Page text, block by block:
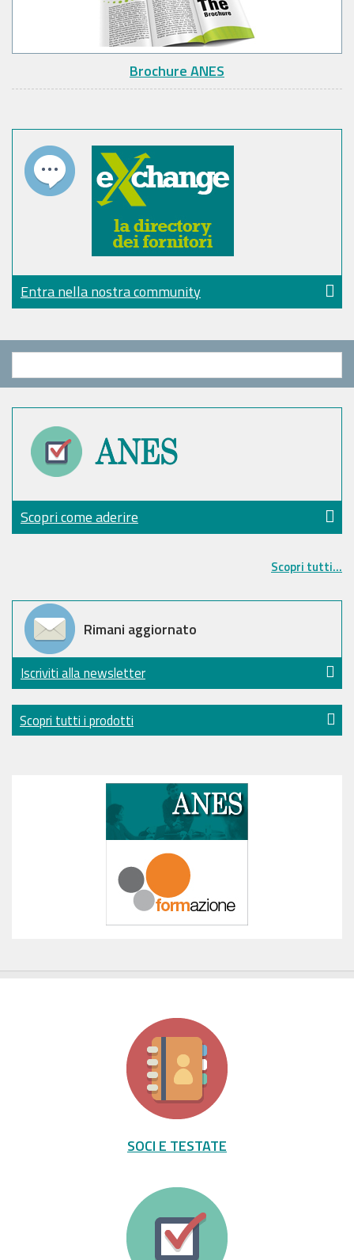
Brochure ANES
Entra nella nostra community
Scopri come aderire
Scopri tutti...
Rimani aggiornato
Iscriviti alla newsletter
Scopri tutti i prodotti
SOCI E TESTATE